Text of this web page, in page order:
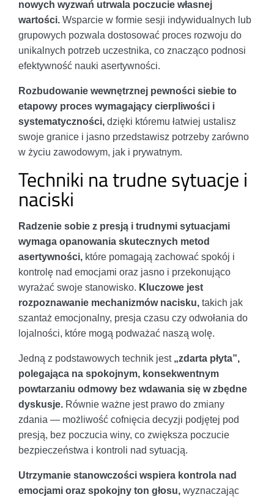
nowych wyzwań utrwala poczucie własnej
wartości. Wsparcie w formie sesji indywidualnych lub
grupowych pozwala dostosować proces rozwoju do
unikalnych potrzeb uczestnika, co znacząco podnosi
efektywność nauki asertywności.
Rozbudowanie wewnętrznej pewności siebie to
etapowy proces wymagający cierpliwości i
systematyczności, dzięki któremu łatwiej ustalisz
swoje granice i jasno przedstawisz potrzeby zarówno
w życiu zawodowym, jak i prywatnym.
Techniki na trudne sytuacje i
naciski
Radzenie sobie z presją i trudnymi sytuacjami
wymaga opanowania skutecznych metod
asertywności, które pomagają zachować spokój i
kontrolę nad emocjami oraz jasno i przekonująco
wyrażać swoje stanowisko. Kluczowe jest
rozpoznawanie mechanizmów nacisku, takich jak
szantaż emocjonalny, presja czasu czy odwołania do
lojalności, które mogą podważać naszą wolę.
Jedną z podstawowych technik jest „zdarta płyta”,
polegająca na spokojnym, konsekwentnym
powtarzaniu odmowy bez wdawania się w zbędne
dyskusje. Równie ważne jest prawo do zmiany
zdania — możliwość cofnięcia decyzji podjętej pod
presją, bez poczucia winy, co zwiększa poczucie
bezpieczeństwa i kontroli nad sytuacją.
Utrzymanie stanowczości wspiera kontrola nad
emocjami oraz spokojny ton głosu, wyznaczając